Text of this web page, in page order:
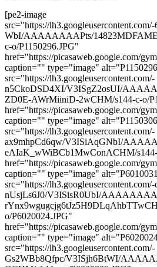
[pe2-image
src="https://
WbI/AAAAAAAAPts/
c-o/P1150296.JPG"
href="https://picasaweb.google.com/
caption="" type="image"
src="https://lh3.googleusercontent.com/-
n5CkoDSD4XI/V3ISgZ2osUI/
ZD0E-AWrMiiniD-2wCHM/s144-c-o/
href="https://picasaweb.google.com/
caption="" type="image"
src="https://lh3.googleusercontent.com/-
ax9mhpCd6qw/V3ISiAqGNbI/
eAIaK_wWiBCb1MwConACHM/s144-
href="https://picasaweb.google.com/
caption="" type="image"
src="https://lh3.googleusercontent.com/-
nUsjLs6J0/V3ISisR0UbI/
o/P6020024.JPG"
href="https://picasaweb.google.com/
caption="" type="image"
src="https://lh3.googleusercontent.com/-
Gs2WBb8Qfpc/V3ISjh6BtWI/